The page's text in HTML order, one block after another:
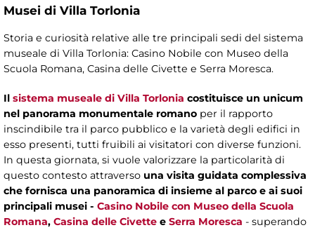
Musei di Villa Torlonia
Storia e curiosità relative alle tre principali sedi del sistema
museale di Villa Torlonia: Casino Nobile con Museo della
Scuola Romana, Casina delle Civette e Serra Moresca.
Il sistema museale di Villa Torlonia costituisce un unicum
nel panorama monumentale romano per il rapporto
inscindibile tra il parco pubblico e la varietà degli edifici in
esso presenti, tutti fruibili ai visitatori con diverse funzioni.
In questa giornata, si vuole valorizzare la particolarità di
questo contesto attraverso una visita guidata complessiva
che fornisca una panoramica di insieme al parco e ai suoi
principali musei - Casino Nobile con Museo della Scuola
Romana, Casina delle Civette e Serra Moresca - superando